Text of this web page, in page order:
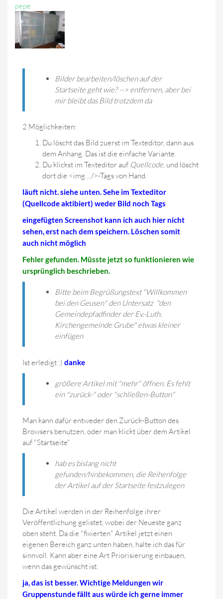
pepe
Bilder bearbeiten/löschen auf der
Startseite geht wie? --> entfernen, aber bei
mir bleibt das Bild trotzdem da
2 Möglichkeiten:
Du löscht das Bild zuerst im Texteditor, dann aus
dem Anhang. Das ist die einfache Variante.
Du klickst im Texteditor auf Quellcode, und löscht
dort die <img .../>-Tags von Hand.
läuft nicht. siehe unten. Sehe im Texteditor
(Quellcode aktibiert) weder Bild noch Tags
eingefügten Screenshot kann ich auch hier nicht
sehen, erst nach dem speichern. Löschen somit
auch nicht möglich
Fehler gefunden. Müsste jetzt so funktionieren wie
ursprünglich beschrieben.
Bitte beim Begrüßungstext "Willkommen
bei den Geusen" den Untersatz "den
Gemeindepfadfinder der Ev.-Luth.
Kirchengemeinde Grube" etwas kleiner
einfügen
Ist erledigt :) danke
größere Artikel mit "mehr" öffnen. Es fehlt
ein "zurück-" oder "schließen-Button"
Man kann dafür entweder den Zurück-Button des
Browsers benutzen, oder man klickt über dem Artikel
auf "Startseite"
hab es bislang nicht
gefunden/hinbekommen, die Reihenfolge
der Artikel auf der Startseite festzulegen
Die Artikel werden in der Reihenfolge ihrer
Veröffentlichung gelistet, wobei der Neueste ganz
oben steht. Da die "fixierten" Artikel jetzt einen
eigenen Bereich ganz unten haben, halte ich das für
sinnvoll. Kann aber eine Art Priorisierung einbauen,
wenn das gewünscht ist.
ja, das ist besser. Wichtige Meldungen wir
Gruppenstunde fällt aus würde ich gerne immer